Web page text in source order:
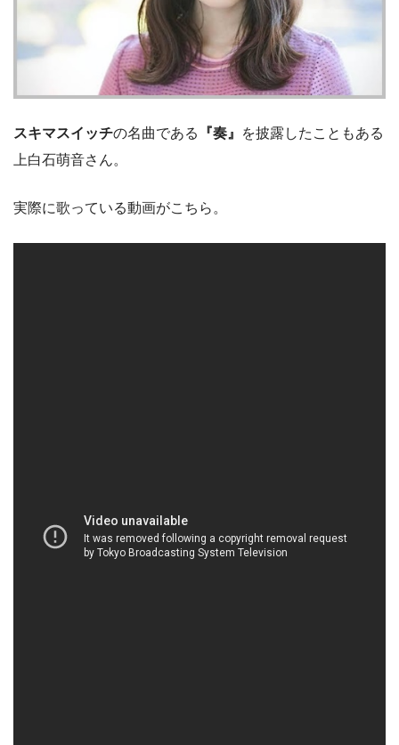
スキマスイッチの名曲である 『奏』
を披露したこともある
上白石萌音さん。
実際に歌っている動画がこちら。